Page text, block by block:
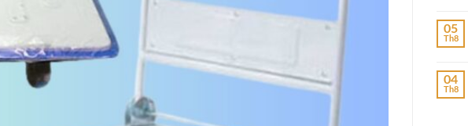
05
Th8
04
Th8